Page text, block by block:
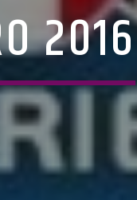
2016